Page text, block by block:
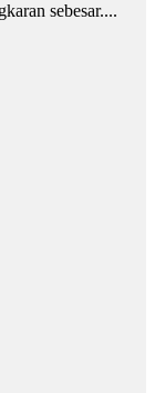
sebesar....